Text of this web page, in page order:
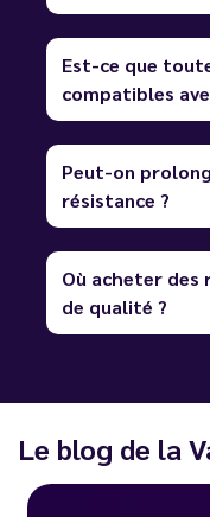
Est-ce que
compatibles
Peut-on
résistance ?
Où acheter des
de qualité ?
Le blog de la